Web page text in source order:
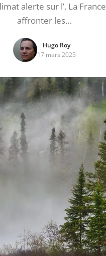
alerte sur l’. La
affronter les…
Hugo Roy
17 mars 2025